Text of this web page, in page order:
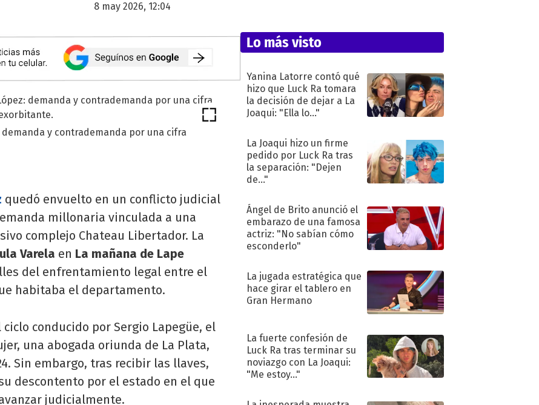
8 may 2026, 12:04
y contrademanda por una cifra
quedó envuelto en un conflicto judicial
millonaria vinculada a una
complejo Chateau Libertador. La
Varela en La mañana de Lape
del enfrentamiento legal entre el
habitaba el departamento.
conducido por Sergio Lapegüe, el
una abogada oriunda de La Plata,
Sin embargo, tras recibir las llaves,
descontento por el estado en el que
judicialmente.
Lo más visto
Yanina Latorre contó qué
hizo que Luck Ra tomara
la decisión de dejar a La
Joaqui: "Ella lo..."
La Joaqui hizo un firme
pedido por Luck Ra tras
la separación: "Dejen
de..."
Ángel de Brito anunció el
embarazo de una famosa
actriz: "No sabían cómo
esconderlo"
La jugada estratégica que
hace girar el tablero en
Gran Hermano
La fuerte confesión de
Luck Ra tras terminar su
noviazgo con La Joaqui:
"Me estoy..."